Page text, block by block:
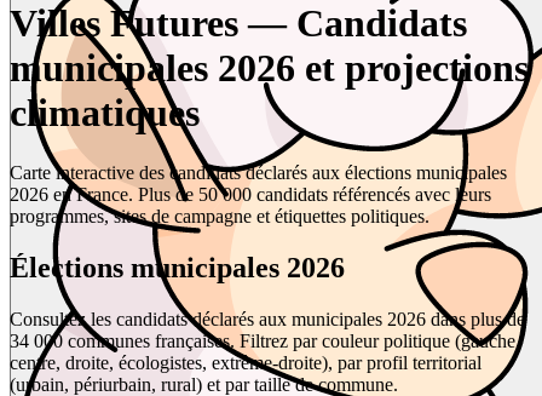
Villes Futures — Candidats
municipales 2026 et projections
climatiques
Carte interactive des candidats déclarés aux élections municipales
2026 en France. Plus de 50 000 candidats référencés avec leurs
programmes, sites de campagne et étiquettes politiques.
Élections municipales 2026
Consultez les candidats déclarés aux municipales 2026 dans plus de
34 000 communes françaises. Filtrez par couleur politique (gauche,
centre, droite, écologistes, extrême-droite), par profil territorial
(urbain, périurbain, rural) et par taille de commune.